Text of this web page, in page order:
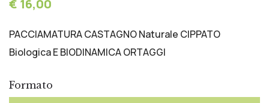
€ 16,00
PACCIAMATURA CASTAGNO Naturale CIPPATO
Biologica E BIODINAMICA ORTAGGI
Formato